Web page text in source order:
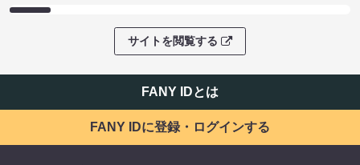
サイトを閲覧する
FANY IDとは
FANY IDに登録・ログインする